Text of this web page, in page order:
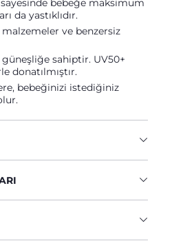
sayesinde bebeğe maksimum
da yastıklıdır.
ve benzersiz
sahiptir. UV50+
donatılmıştır.
bebeğinizi istediğiniz